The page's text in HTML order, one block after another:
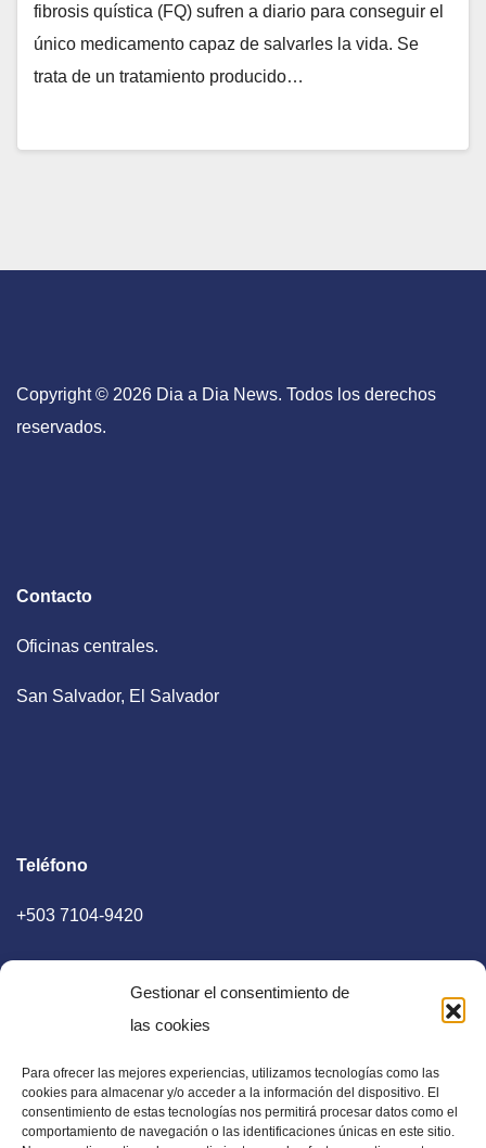
Gestionar el consentimiento de
las cookies
Para ofrecer las mejores experiencias, utilizamos tecnologías como las
cookies para almacenar y/o acceder a la información del dispositivo. El
consentimiento de estas tecnologías nos permitirá procesar datos como el
comportamiento de navegación o las identificaciones únicas en este sitio.
fibrosis quística (FQ) sufren a diario para conseguir el
único medicamento capaz de salvarles la vida. Se
trata de un tratamiento producido…
Copyright © 2026 Dia a Dia News. Todos los derechos
reservados.
Contacto
Oficinas centrales.
San Salvador, El Salvador
Teléfono
+503 7104-9420
E-mail
diaadia.redaccion@gmail.com